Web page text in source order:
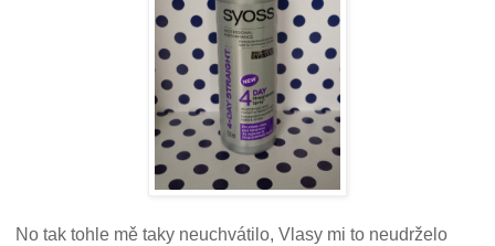
No tak tohle mě taky neuchvátilo, Vlasy mi to neudrželo